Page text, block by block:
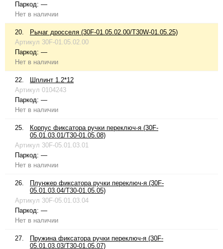
Паркод: —
Нет в наличии
20.
Рычаг дросселя (30F-01.05.02.00/T30W-01.05.25)
Артикул 30F-01.05.02.00
Паркод: —
Нет в наличии
22.
Шплинт 1.2*12
Артикул 0104243
Паркод: —
Нет в наличии
25.
Корпус фиксатора ручки переключ-я (30F-
05.01.03.01/T30-01.05.08)
Артикул 30F-05.01.03.01
Паркод: —
Нет в наличии
26.
Плунжер фиксатора ручки переключ-я (30F-
05.01.03.04/T30-01.05.05)
Артикул 30F-05.01.03.04
Паркод: —
Нет в наличии
27.
Пружина фиксатора ручки переключ-я (30F-
05.01.03.03/T30-01.05.07)